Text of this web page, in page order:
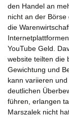
den Handel an
nicht an der
die
YouTube Geld.
website teilten die
Gewichtung und
kann variieren
deutlichen
führen, erlangen
Marszalek nicht